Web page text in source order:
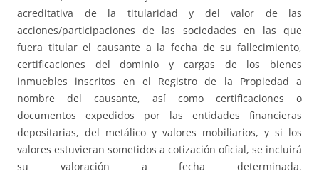
acreditativa de la titularidad y del valor de las
acciones/participaciones de las sociedades en las que
fuera titular el causante a la fecha de su fallecimiento,
certificaciones del dominio y cargas de los bienes
inmuebles inscritos en el Registro de la Propiedad a
nombre del causante, así como certificaciones o
documentos expedidos por las entidades financieras
depositarias, del metálico y valores mobiliarios, y si los
valores estuvieran sometidos a cotización oficial, se incluirá
su valoración a fecha determinada.